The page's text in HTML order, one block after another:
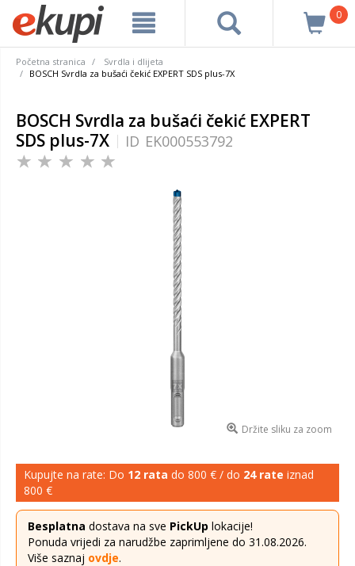
0
Početna stranica
Svrdla i dlijeta
BOSCH Svrdla za bušaći čekić EXPERT SDS plus-7X
BOSCH Svrdla za bušaći čekić EXPERT
SDS plus-7X
ID EK000553792
Držite sliku za zoom
Kupujte na rate: Do 12 rata do 800 € / do 24 rate iznad
800 €
Besplatna dostava na sve PickUp lokacije!
Ponuda vrijedi za narudžbe zaprimljene do 31.08.2026.
Više saznaj ovdje.